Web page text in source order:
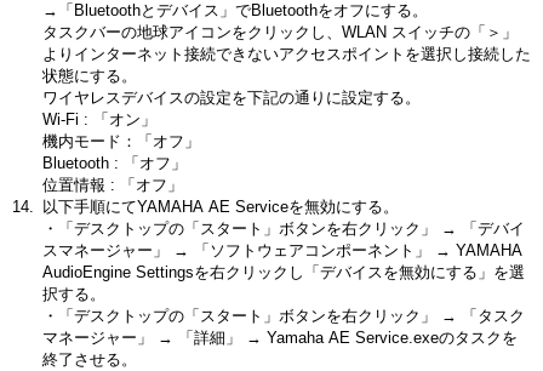
→「Bluetoothとデバイス」でBluetoothをオフにする。
タスクバーの地球アイコンをクリックし、WLAN スイッチの「＞」
よりインターネット接続できないアクセスポイントを選択し接続した
状態にする。
ワイヤレスデバイスの設定を下記の通りに設定する。
Wi-Fi : 「オン」
機内モード：「オフ」
Bluetooth : 「オフ」
位置情報 : 「オフ」
以下手順にてYAMAHA AE Serviceを無効にする。
・「デスクトップの「スタート」ボタンを右クリック」 → 「デバイ
スマネージャー」 → 「ソフトウェアコンポーネント」 → YAMAHA
AudioEngine Settingsを右クリックし「デバイスを無効にする」を選
択する。
・「デスクトップの「スタート」ボタンを右クリック」 → 「タスク
マネージャー」 → 「詳細」 → Yamaha AE Service.exeのタスクを
終了させる。